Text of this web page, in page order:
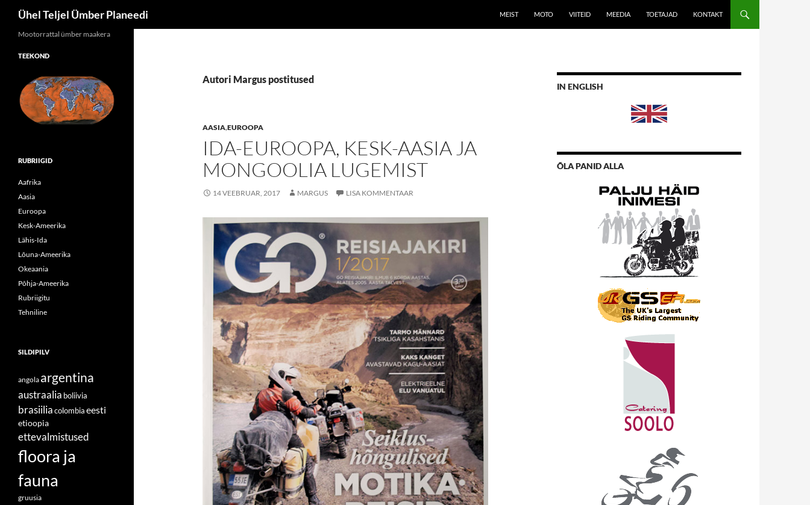
Ühel Teljel Ümber Planeedi
MEIST
MOTO VIITEID MEEDIA TOETAJAD KONTAKT
Autori Margus postitused
AASIA,EUROOPA
IDA-EUROOPA, KESK-AASIA JA
MONGOOLIA LUGEMIST
14 VEEBRUAR, 2017 MARGUS LISA KOMMENTAAR
IN ENGLISH
ÕLA PANID ALLA
Mootorrattal ümber maakera
TEEKOND
RUBRIIGID
Aafrika
Aasia
Euroopa
Kesk-Ameerika
Lähis-Ida
Lõuna-Ameerika
Okeaania
Põhja-Ameerika
Rubriigitu
Tehniline
SILDIPILV
angola argentina
austraalia boliivia
brasiiliacolombiaeesti
etioopia
ettevalmistused
floora ja
fauna
gruusia